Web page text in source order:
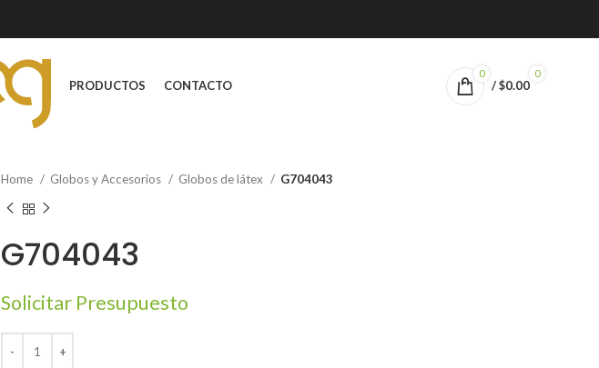
PRODUCTOS CONTACTO
0 0
/$0.00
Home Globos y Accesorios Globos de látex G704043
G704043
Solicitar Presupuesto